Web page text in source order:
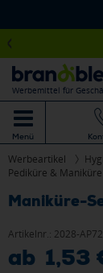
Werbemittel für
Menü
Werbeartikel
Pediküre & Maniküre
Maniküre-
Artikelnr.: 2028-
ab 1,53